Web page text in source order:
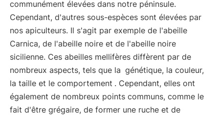
communément élevées dans notre péninsule.
Cependant, d'autres sous-espèces sont élevées par
nos apiculteurs. Il s'agit par exemple de l'abeille
Carnica, de l'abeille noire et de l'abeille noire
sicilienne. Ces abeilles mellifères diffèrent par de
nombreux aspects, tels que la génétique, la couleur,
la taille et le comportement . Cependant, elles ont
également de nombreux points communs, comme le
fait d'être grégaire, de former une ruche et de